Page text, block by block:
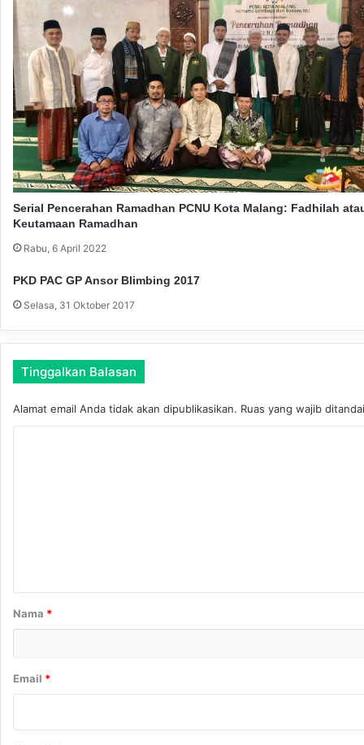
u
k
h
a
l
a
t
u
n
a
h
u
y
a
n
g
P
e
n
a
h
H
u
u
n
a
a
a
h
Serial Pencerahan Ramadhan PCNU Kota Malang: Fadhilah
Keutamaan Ramadhan
Rabu, 6 April 2022
PKD PAC GP Ansor Blimbing 2017
Selasa, 31 Oktober 2017
Tinggalkan Balasan
Alamat email Anda tidak akan dipublikasikan. Ruas yang wajib
r
*
Nama *
Email *